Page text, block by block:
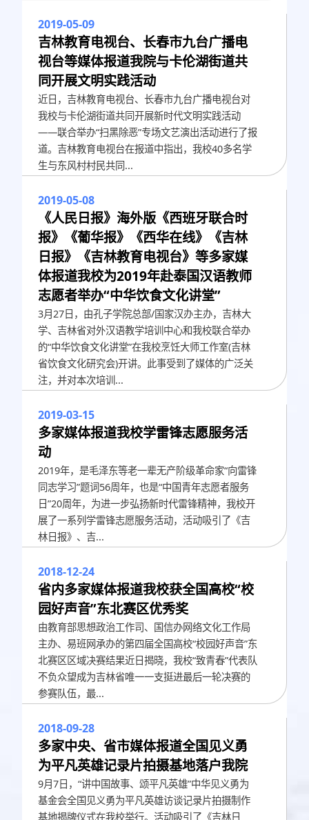
2019-05-09
吉林教育电视台、长春市九台广播电
视台等媒体报道我院与卡伦湖街道共
同开展文明实践活动
近日，吉林教育电视台、长春市九台广播电视台对
我校与卡伦湖街道共同开展新时代文明实践活动
——联合举办“扫黑除恶”专场文艺演出活动进行了报
道。吉林教育电视台在报道中指出，我校40多名学
生与东风村村民共同...
2019-05-08
《人民日报》海外版《西班牙联合时
报》《葡华报》《西华在线》《吉林
日报》《吉林教育电视台》等多家媒
体报道我校为2019年赴泰国汉语教师
志愿者举办“中华饮食文化讲堂”
3月27日，由孔子学院总部/国家汉办主办，吉林大
学、吉林省对外汉语教学培训中心和我校联合举办
的“中华饮食文化讲堂”在我校烹饪大师工作室(吉林
省饮食文化研究会)开讲。此事受到了媒体的广泛关
注，并对本次培训...
2019-03-15
多家媒体报道我校学雷锋志愿服务活
动
​2019年，是毛泽东等老一辈无产阶级革命家“向雷锋
同志学习”题词56周年，也是“中国青年志愿者服务
日”20周年，为进一步弘扬新时代雷锋精神，我校开
展了一系列学雷锋志愿服务活动，活动吸引了《吉
林日报》、吉...
2018-12-24
省内多家媒体报道我校获全国高校“校
园好声音”东北赛区优秀奖
由教育部思想政治工作司、国信办网络文化工作局
主办、易班网承办的第四届全国高校“校园好声音”东
北赛区区域决赛结果近日揭晓，我校“致青春”代表队
不负众望成为吉林省唯一一支挺进最后一轮决赛的
参赛队伍，最...
2018-09-28
多家中央、省市媒体报道全国见义勇
为平凡英雄记录片拍摄基地落户我院
9月7日，“讲中国故事、颂平凡英雄”中华见义勇为
基金会全国见义勇为平凡英雄访谈记录片拍摄制作
基地揭牌仪式在我校举行。活动吸引了《吉林日